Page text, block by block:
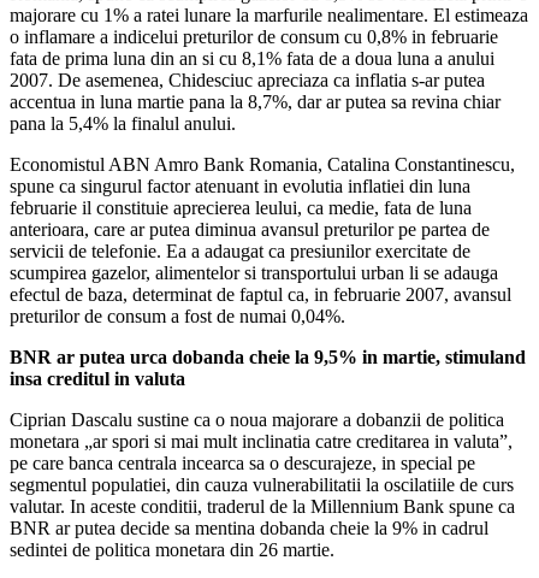
majorare cu 1% a ratei lunare la marfurile nealimentare. El estimeaza
o inflamare a indicelui preturilor de consum cu 0,8% in februarie
fata de prima luna din an si cu 8,1% fata de a doua luna a anului
2007. De asemenea, Chidesciuc apreciaza ca inflatia s-ar putea
accentua in luna martie pana la 8,7%, dar ar putea sa revina chiar
pana la 5,4% la finalul anului.
Economistul ABN Amro Bank Romania, Catalina Constantinescu,
spune ca singurul factor atenuant in evolutia inflatiei din luna
februarie il constituie aprecierea leului, ca medie, fata de luna
anterioara, care ar putea diminua avansul preturilor pe partea de
servicii de telefonie. Ea a adaugat ca presiunilor exercitate de
scumpirea gazelor, alimentelor si transportului urban li se adauga
efectul de baza, determinat de faptul ca, in februarie 2007, avansul
preturilor de consum a fost de numai 0,04%.
BNR ar putea urca dobanda cheie la 9,5% in martie, stimuland
insa creditul in valuta
Ciprian Dascalu sustine ca o noua majorare a dobanzii de politica
monetara „ar spori si mai mult inclinatia catre creditarea in valuta”,
pe care banca centrala incearca sa o descurajeze, in special pe
segmentul populatiei, din cauza vulnerabilitatii la oscilatiile de curs
valutar. In aceste conditii, traderul de la Millennium Bank spune ca
BNR ar putea decide sa mentina dobanda cheie la 9% in cadrul
sedintei de politica monetara din 26 martie.